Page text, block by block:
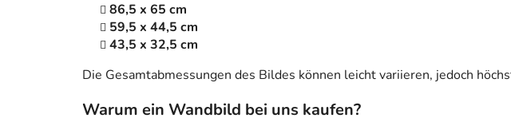
86,5 x 65 cm
59,5 x 44,5 cm
43,5 x 32,5 cm
Die Gesamtabmessungen des Bildes können leicht variieren, jedoch
Warum ein Wandbild bei uns kaufen?